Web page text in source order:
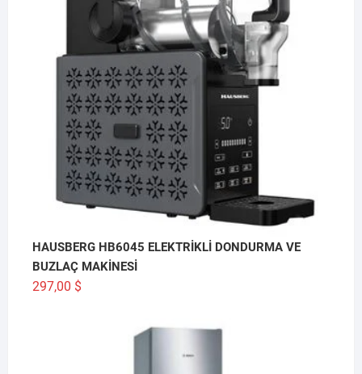
HAUSBERG HB6045 ELEKTRİKLİ DONDURMA VE
BUZLAÇ MAKİNESİ
297,00 $